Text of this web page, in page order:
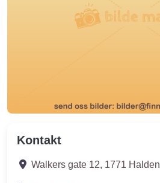
Kontakt
Walkers gate 12, 1771 Halden